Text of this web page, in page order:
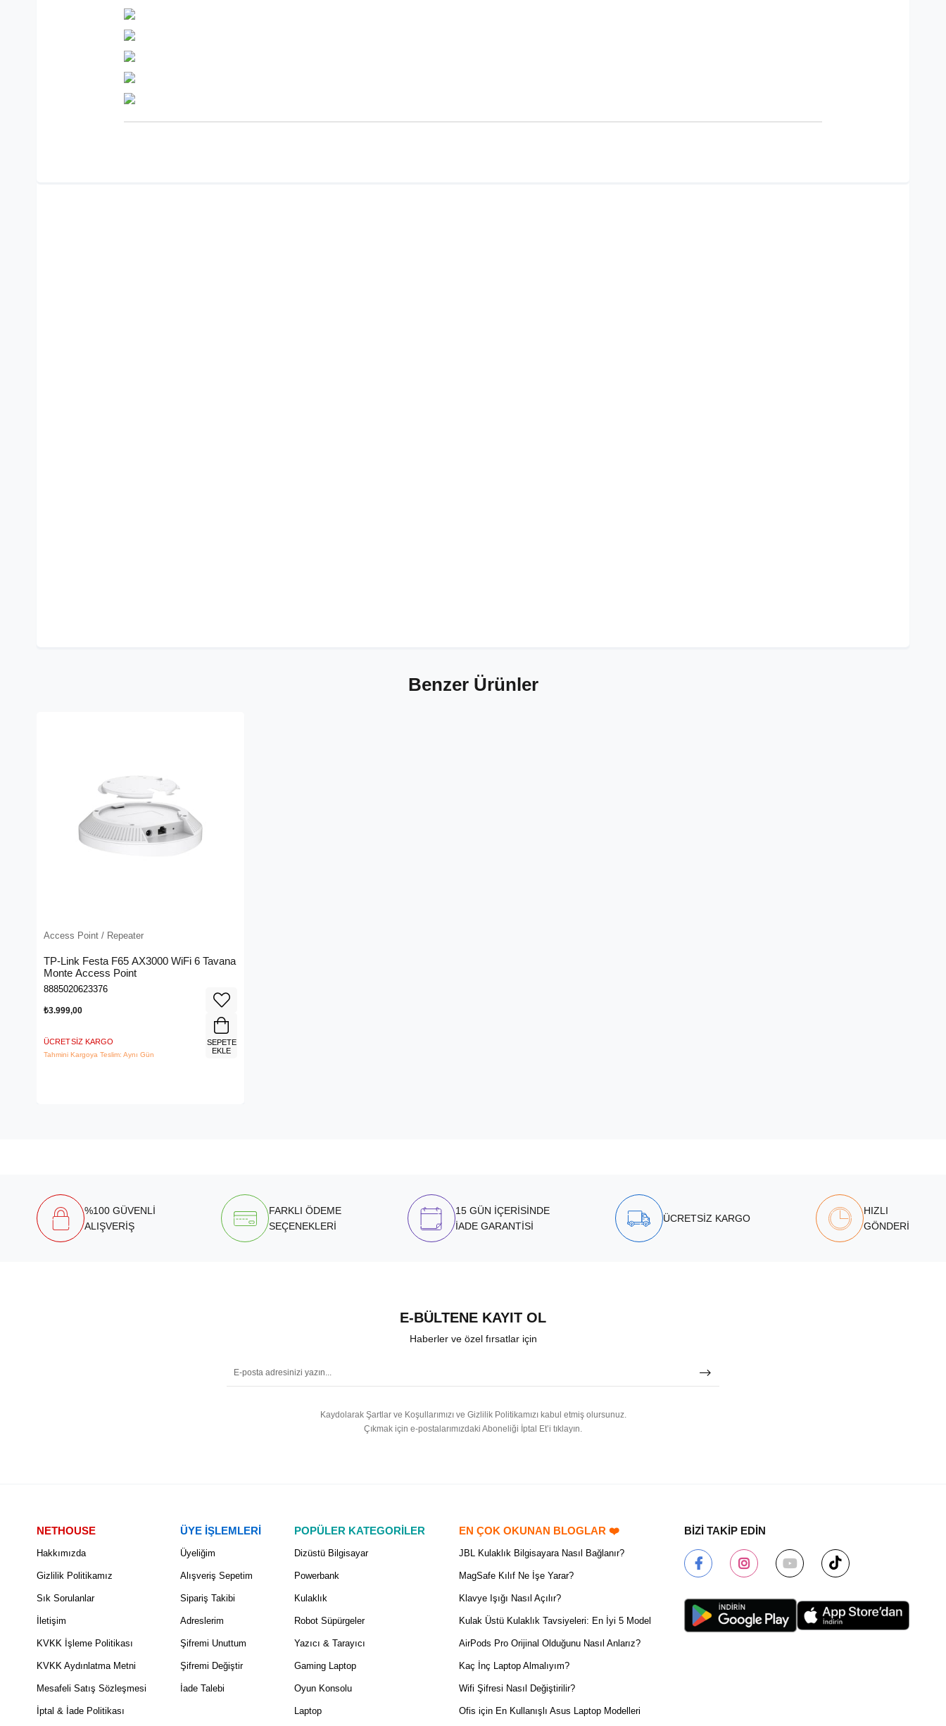
Benzer Ürünler
Access Point / Repeater
TP-Link Festa F65 AX3000 WiFi 6 Tavana
Monte Access Point
8885020623376
₺3.999,00
ÜCRETSIZ KARGO
Tahmini Kargoya Teslim: Aynı Gün
SEPETE
EKLE
%100 GÜVENLİ
ALIŞVERİŞ
FARKLI ÖDEME
SEÇENEKLERİ
15 GÜN İÇERİSİNDE
İADE GARANTİSİ
ÜCRETSİZ KARGO
HIZLI
GÖNDERİ
E-BÜLTENE KAYIT OL
Haberler ve özel fırsatlar için
Kaydolarak Şartlar ve Koşullarımızı ve Gizlilik Politikamızı kabul etmiş olursunuz.
Çıkmak için e-postalarımızdaki Aboneliği İptal Et’i tıklayın.
NETHOUSE
Hakkımızda
Gizlilik Politikamız
Sık Sorulanlar
İletişim
KVKK İşleme Politikası
KVKK Aydınlatma Metni
Mesafeli Satış Sözleşmesi
İptal & İade Politikası
ÜYE İŞLEMLERİ
Üyeliğim
Alışveriş Sepetim
Sipariş Takibi
Adreslerim
Şifremi Unuttum
Şifremi Değiştir
İade Talebi
POPÜLER KATEGORİLER
Dizüstü Bilgisayar
Powerbank
Kulaklık
Robot Süpürgeler
Yazıcı & Tarayıcı
Gaming Laptop
Oyun Konsolu
Laptop
EN ÇOK OKUNAN BLOGLAR ❤️
JBL Kulaklık Bilgisayara Nasıl Bağlanır?
MagSafe Kılıf Ne İşe Yarar?
Klavye Işığı Nasıl Açılır?
Kulak Üstü Kulaklık Tavsiyeleri: En İyi 5 Model
AirPods Pro Orijinal Olduğunu Nasıl Anlarız?
Kaç İnç Laptop Almalıyım?
Wifi Şifresi Nasıl Değiştirilir?
Ofis için En Kullanışlı Asus Laptop Modelleri
BİZİ TAKİP EDİN